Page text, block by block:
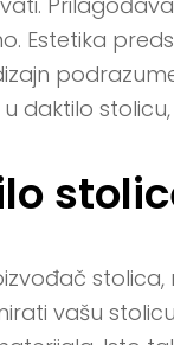
Estetika
daktilo
vašu